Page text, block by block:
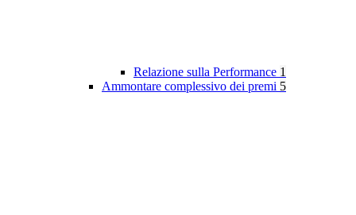
Relazione sulla Performance 1
Ammontare complessivo dei premi 5